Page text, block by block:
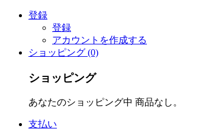
登録
登録
アカウントを作成する
ショッピング (0)
ショッピング
あなたのショッピング中 商品なし。
支払い